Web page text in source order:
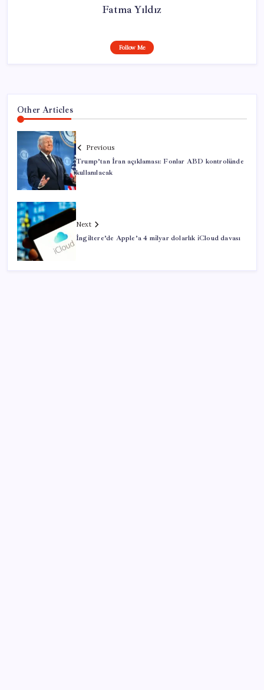
Fatma Yıldız
Follow Me
Other Articles
Previous
Trump’tan İran açıklaması: Fonlar ABD kontrolünde
kullanılacak
Next
İngiltere’de Apple’a 4 milyar dolarlık iCloud davası